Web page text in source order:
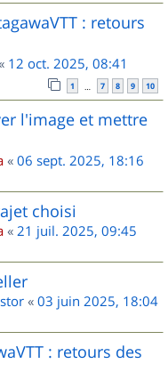
: retours
12 oct. 2025, 08:41
1 … 7 8 9 10
l'image et mettre
« 06 sept. 2025, 18:16
choisi
« 21 juil. 2025, 09:45
« 03 juin 2025, 18:04
: retours des